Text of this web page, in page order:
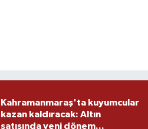
Kahramanmaraş'ta kuyumcular
kazan kaldıracak: Altın
satışında yeni dönem...